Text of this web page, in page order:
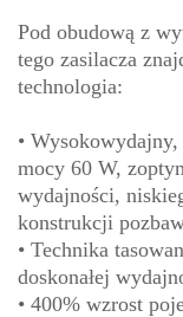
Pod obudową z
tego zasilacza
technologia:
•
mocy 60 W,
wydajności,
konstrukcji
• Technika
doskonałej
• 400% wzrost